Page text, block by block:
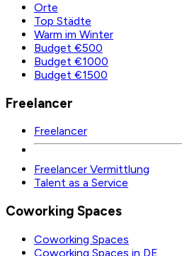
Orte
Top Städte
Warm im Winter
Budget €500
Budget €1000
Budget €1500
Freelancer
Freelancer
Freelancer Vermittlung
Talent as a Service
Coworking Spaces
Coworking Spaces
Coworking Spaces in DE